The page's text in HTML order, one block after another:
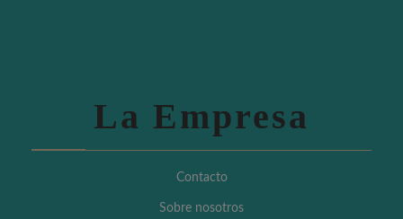
La Empresa
Contacto
Sobre nosotros